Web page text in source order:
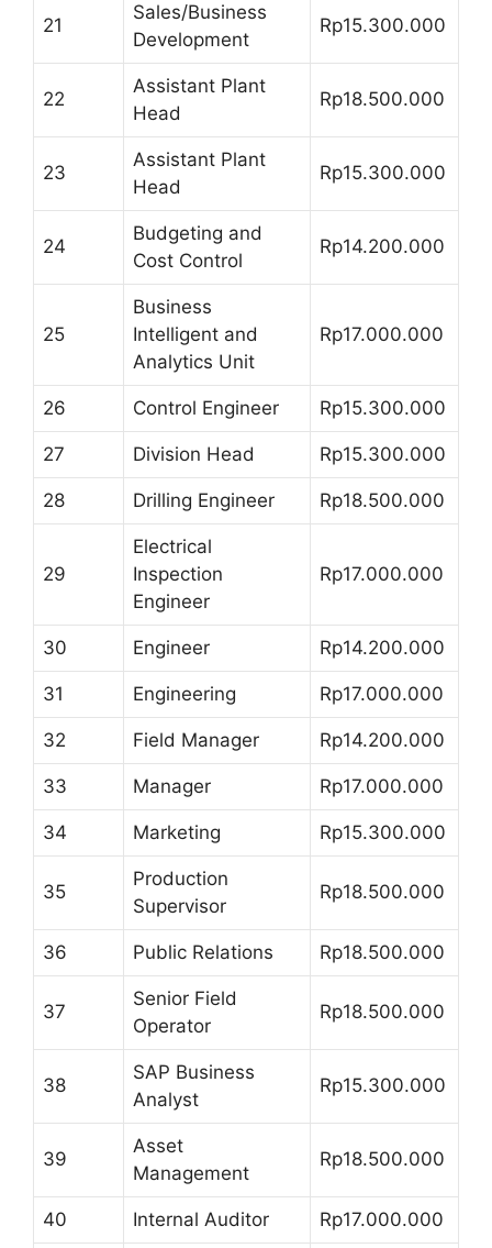
21
Sales/Business
Development
Rp15.300.000
22
Assistant Plant
Head
Rp18.500.000
23
Assistant Plant
Head
Rp15.300.000
24
Budgeting and
Cost Control
Rp14.200.000
25
Business
Intelligent and
Analytics Unit
Rp17.000.000
26 Control Engineer Rp15.300.000
27 Division Head Rp15.300.000
28 Drilling Engineer Rp18.500.000
29
Electrical
Inspection
Engineer
Rp17.000.000
30 Engineer Rp14.200.000
31 Engineering Rp17.000.000
32 Field Manager Rp14.200.000
33 Manager Rp17.000.000
34 Marketing Rp15.300.000
35
Production
Supervisor
Rp18.500.000
36 Public Relations Rp18.500.000
37
Senior Field
Operator
Rp18.500.000
38
SAP Business
Analyst
Rp15.300.000
39
Asset
Management
Rp18.500.000
40 Internal Auditor Rp17.000.000